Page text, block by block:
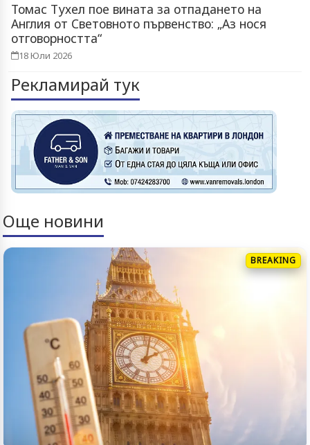
Томас Тухел пое вината за отпадането на
Англия от Световното първенство: „Аз нося
отговорността“
18 Юли 2026
Рекламирай тук
Още новини
BREAKING